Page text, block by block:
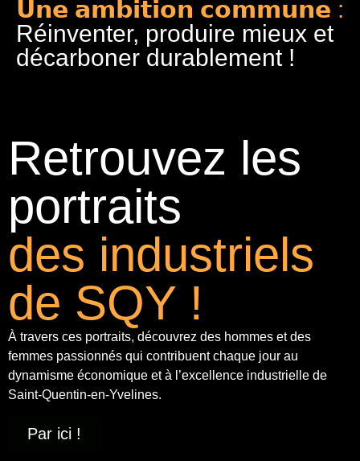
𝗨𝗻𝗲 𝗮𝗺𝗯𝗶𝘁𝗶𝗼𝗻 𝗰𝗼𝗺𝗺𝘂𝗻𝗲 :
Réinventer, produire mieux et
décarboner durablement !
Retrouvez les
portraits
des industriels
de SQY !
À travers ces portraits, découvrez des hommes et des
femmes passionnés qui contribuent chaque jour au
dynamisme économique et à l’excellence industrielle de
Saint-Quentin-en-Yvelines.
Par ici !